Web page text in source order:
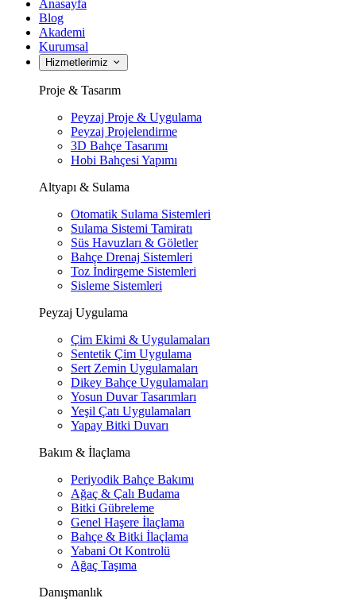
Anasayfa
Blog
Akademi
Kurumsal
Hizmetlerimiz
Proje & Tasarım
Peyzaj Proje & Uygulama
Peyzaj Projelendirme
3D Bahçe Tasarımı
Hobi Bahçesi Yapımı
Altyapı & Sulama
Otomatik Sulama Sistemleri
Sulama Sistemi Tamiratı
Süs Havuzları & Göletler
Bahçe Drenaj Sistemleri
Toz İndirgeme Sistemleri
Sisleme Sistemleri
Peyzaj Uygulama
Çim Ekimi & Uygulamaları
Sentetik Çim Uygulama
Sert Zemin Uygulamaları
Dikey Bahçe Uygulamaları
Yosun Duvar Tasarımları
Yeşil Çatı Uygulamaları
Yapay Bitki Duvarı
Bakım & İlaçlama
Periyodik Bahçe Bakımı
Ağaç & Çalı Budama
Bitki Gübreleme
Genel Haşere İlaçlama
Bahçe & Bitki İlaçlama
Yabani Ot Kontrolü
Ağaç Taşıma
Danışmanlık